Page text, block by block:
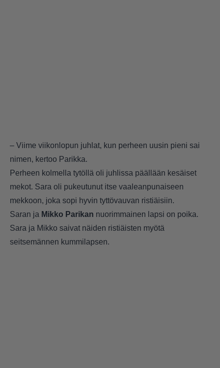
– Viime viikonlopun juhlat, kun perheen uusin pieni sai
nimen, kertoo Parikka.
Perheen kolmella tytöllä oli juhlissa päällään kesäiset
mekot. Sara oli pukeutunut itse vaaleanpunaiseen
mekkoon, joka sopi hyvin tyttövauvan ristiäisiin.
Saran ja Mikko Parikan nuorimmainen lapsi on poika.
Sara ja Mikko saivat näiden ristiäisten myötä
seitsemännen kummilapsen.